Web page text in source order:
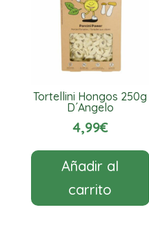
Tortellini Hongos 250g
D´Angelo
4,99€
Añadir al
carrito